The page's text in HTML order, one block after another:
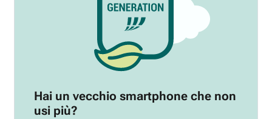
Hai un vecchio smartphone che non
usi più?